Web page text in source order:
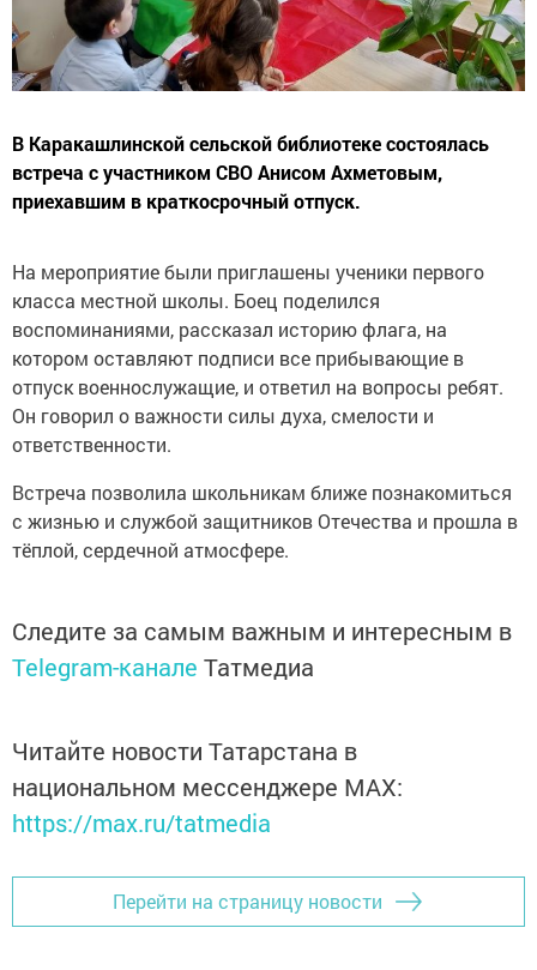
В Каракашлинской сельской библиотеке состоялась
встреча с участником СВО Анисом Ахметовым,
приехавшим в краткосрочный отпуск.
На мероприятие были приглашены ученики первого
класса местной школы. Боец поделился
воспоминаниями, рассказал историю флага, на
котором оставляют подписи все прибывающие в
отпуск военнослужащие, и ответил на вопросы ребят.
Он говорил о важности силы духа, смелости и
ответственности.
Встреча позволила школьникам ближе познакомиться
с жизнью и службой защитников Отечества и прошла в
тёплой, сердечной атмосфере.
Следите за самым важным и интересным в
Telegram-канале Татмедиа
Читайте новости Татарстана в
национальном мессенджере MАХ:
https://max.ru/tatmedia
Перейти на страницу новости